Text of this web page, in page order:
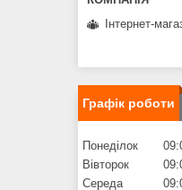
Інтернет-
Графік роботи
Понеділок
Вівторок
Середа